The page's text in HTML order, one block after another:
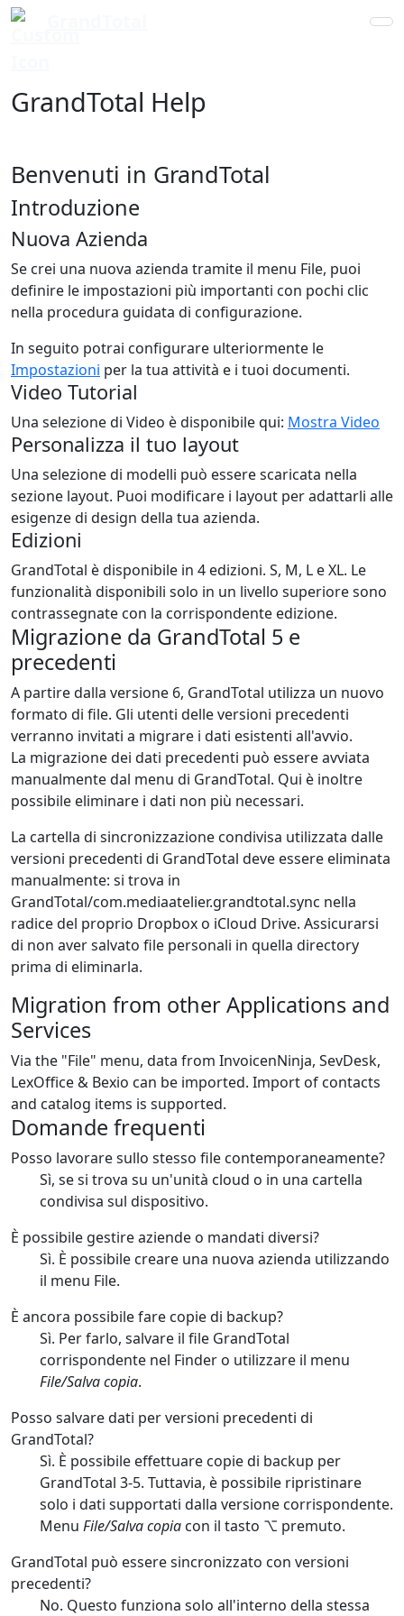
GrandTotal Help
Benvenuti in GrandTotal
Introduzione
Nuova Azienda
Se crei una nuova azienda tramite il menu File, puoi
definire le impostazioni più importanti con pochi clic
nella procedura guidata di configurazione.
In seguito potrai configurare ulteriormente le
Impostazioni per la tua attività e i tuoi documenti.
Video Tutorial
Una selezione di Video è disponibile qui: Mostra Video
Personalizza il tuo layout
Una selezione di modelli può essere scaricata nella
sezione layout. Puoi modificare i layout per adattarli alle
esigenze di design della tua azienda.
Edizioni
GrandTotal è disponibile in 4 edizioni. S, M, L e XL. Le
funzionalità disponibili solo in un livello superiore sono
contrassegnate con la corrispondente edizione.
Migrazione da GrandTotal 5 e
precedenti
A partire dalla versione 6, GrandTotal utilizza un nuovo
formato di file. Gli utenti delle versioni precedenti
verranno invitati a migrare i dati esistenti all'avvio.
La migrazione dei dati precedenti può essere avviata
manualmente dal menu di GrandTotal. Qui è inoltre
possibile eliminare i dati non più necessari.
La cartella di sincronizzazione condivisa utilizzata dalle
versioni precedenti di GrandTotal deve essere eliminata
manualmente: si trova in
GrandTotal/com.mediaatelier.grandtotal.sync nella
radice del proprio Dropbox o iCloud Drive. Assicurarsi
di non aver salvato file personali in quella directory
prima di eliminarla.
Migration from other Applications and
Services
Via the "File" menu, data from InvoicenNinja, SevDesk,
LexOffice & Bexio can be imported. Import of contacts
and catalog items is supported.
Domande frequenti
Posso lavorare sullo stesso file contemporaneamente?
Sì, se si trova su un'unità cloud o in una cartella
condivisa sul dispositivo.
È possibile gestire aziende o mandati diversi?
Sì. È possibile creare una nuova azienda utilizzando
il menu File.
È ancora possibile fare copie di backup?
Sì. Per farlo, salvare il file GrandTotal
corrispondente nel Finder o utilizzare il menu
File/Salva copia.
Posso salvare dati per versioni precedenti di
GrandTotal?
Sì. È possibile effettuare copie di backup per
GrandTotal 3-5. Tuttavia, è possibile ripristinare
solo i dati supportati dalla versione corrispondente.
Menu File/Salva copia con il tasto ⌥ premuto.
GrandTotal può essere sincronizzato con versioni
precedenti?
No. Questo funziona solo all'interno della stessa